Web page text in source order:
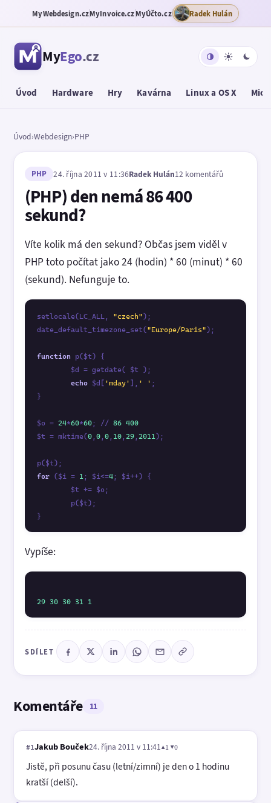
MyWebdesign.czMyInvoice.czMyÚčto.cz Radek Hulán
MyEgo.cz
Úvod Hardware Hry Kavárna Linux a OS X
Úvod›Webdesign›PHP
PHP 24. října 2011 v 11:36Radek Hulán12 komentářů
(PHP) den nemá 86 400
sekund?
Víte kolik má den sekund? Občas jsem viděl v
PHP toto počítat jako 24 (hodin) * 60 (minut) * 60
(sekund). Nefunguje to.
setlocale(LC_ALL, "czech");
date_default_timezone_set("Europe/Paris");
function p($t) {
echo $d[ 'mday' ], ' ' ;
}
$o = 24*60*60; // 86 400
$t = mktime(0 0 0 10 29 2011 );
for ($i = 1 ; $i<=4; $i++) {
Vypíše:
29 30 30 31 1
SDÍLET
Komentáře 11
#1Jakub Bouček24. října 2011 v 11:41▲1 ▼0
Jistě, při posunu času (letní/zimní) je den o 1 hodinu
kratší (delší).